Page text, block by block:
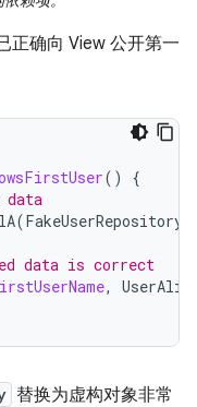
正确向 View 公开第一
()
{
data
(FakeUserRepository
data is correct
,
替换为虚构对象非常